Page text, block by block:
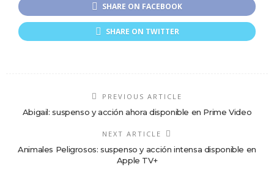
SHARE ON FACEBOOK
SHARE ON TWITTER
PREVIOUS ARTICLE
Abigail: suspenso y acción ahora disponible en Prime Video
NEXT ARTICLE
Animales Peligrosos: suspenso y acción intensa disponible en
Apple TV+